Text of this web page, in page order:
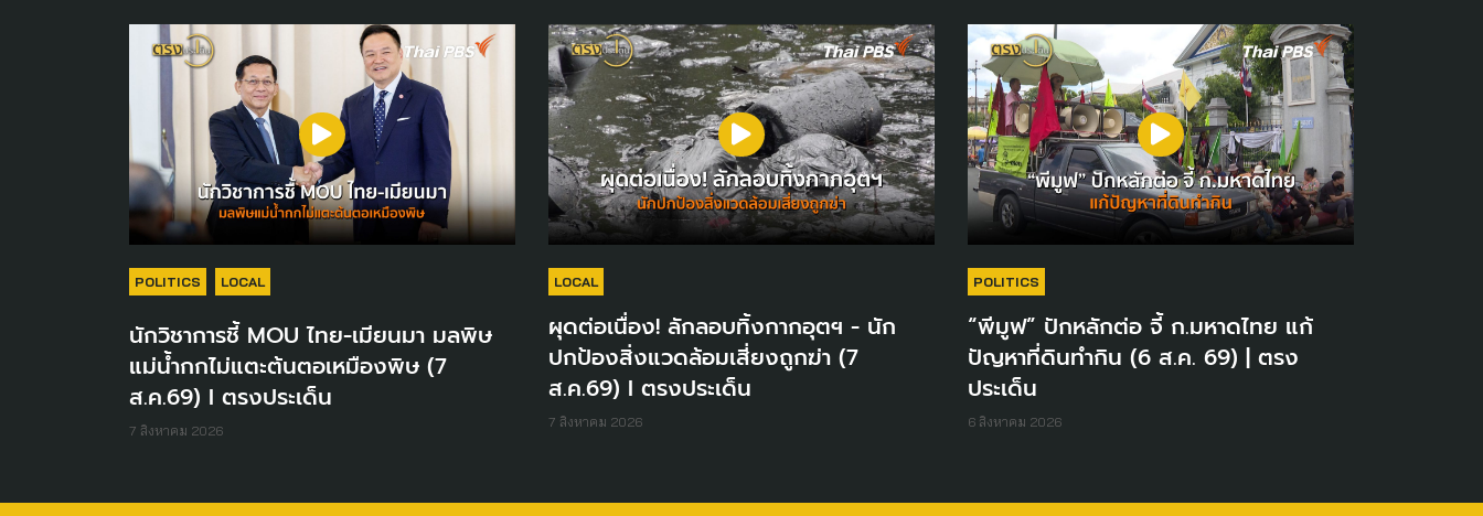
POLITICS LOCAL
นักวิชาการชี้ MOU ไทย-เมียนมา มลพิษ
แม่น้ำกกไม่แตะต้นตอเหมืองพิษ (7
ส.ค.69) I ตรงประเด็น
7 สิงหาคม 2026
LOCAL
ผุดต่อเนื่อง! ลักลอบทิ้งกากอุตฯ - นัก
ปกป้องสิ่งแวดล้อมเสี่ยงถูกฆ่า (7
ส.ค.69) I ตรงประเด็น
7 สิงหาคม 2026
POLITICS
“พีมูฟ” ปักหลักต่อ จี้ ก.มหาดไทย แก้
ปัญหาที่ดินทำกิน (6 ส.ค. 69) | ตรง
ประเด็น
6 สิงหาคม 2026